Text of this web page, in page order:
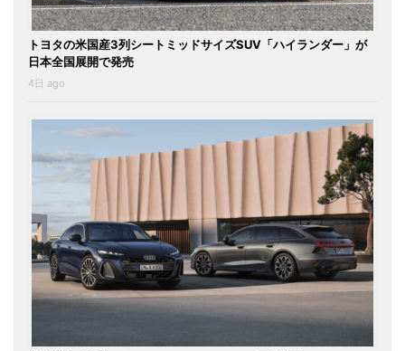
トヨタの米国産3列シートミッドサイズSUV「ハイランダー」が
日本全国展開で発売
4日 ago